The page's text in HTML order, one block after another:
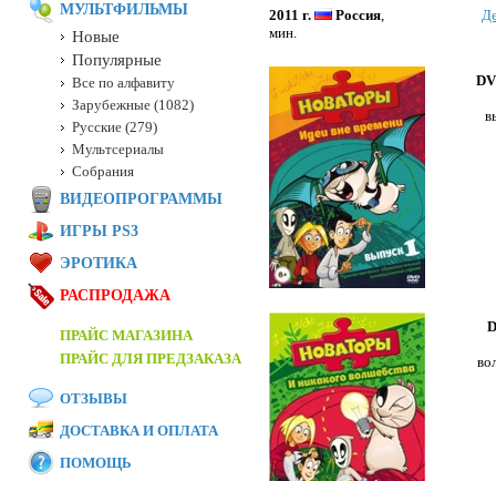
2011 г. Россия,
мин.
МУЛЬТФИЛЬМЫ
Новые
Популярные
Все по алфавиту
Зарубежные (1082)
Русские (279)
Мультсериалы
Собрания
ВИДЕОПРОГРАММЫ
ИГРЫ PS3
ЭРОТИКА
РАСПРОДАЖА
ПРАЙС МАГАЗИНА
ПРАЙС ДЛЯ ПРЕДЗАКАЗА
ОТЗЫВЫ
ДОСТАВКА И ОПЛАТА
ПОМОЩЬ